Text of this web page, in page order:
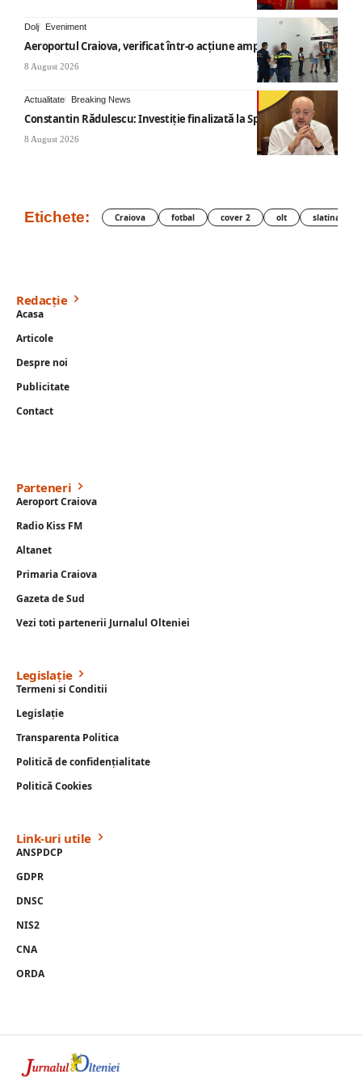
Dolj Eveniment
Aeroportul Craiova, verificat într-o acțiune amplă
8 August 2026
Actualitate Breaking News
Constantin Rădulescu: Investiție finalizată la Spitalul Mihăești
8 August 2026
Etichete: Craiova fotbal cover 2 olt slatina
Redacție
Acasa
Articole
Despre noi
Publicitate
Contact
Parteneri
Aeroport Craiova
Radio Kiss FM
Altanet
Primaria Craiova
Gazeta de Sud
Vezi toti partenerii Jurnalul Olteniei
Legislație
Termeni si Conditii
Legislație
Transparenta Politica
Politică de confidențialitate
Politică Cookies
Link-uri utile
ANSPDCP
GDPR
DNSC
NIS2
CNA
ORDA